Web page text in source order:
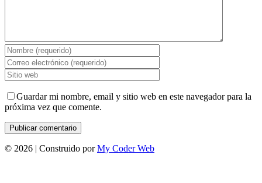
Guardar mi nombre, email y sitio web en este navegador para la
próxima vez que comente.
© 2026 | Construido porMy Coder Web